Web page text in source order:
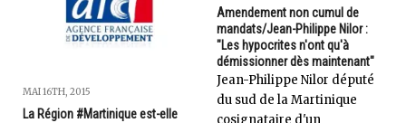
MAI 16TH, 2015
La Région #Martinique est-elle
Amendement non cumul de
mandats/Jean-Philippe Nilor :
"Les hypocrites n'ont qu'à
démissionner dès maintenant"
Jean-Philippe Nilor député
du sud de la Martinique
cosignataire d'un